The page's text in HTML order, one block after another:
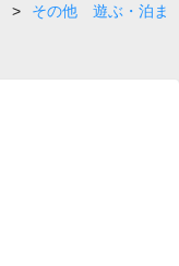
>
その他 遊ぶ・泊ま